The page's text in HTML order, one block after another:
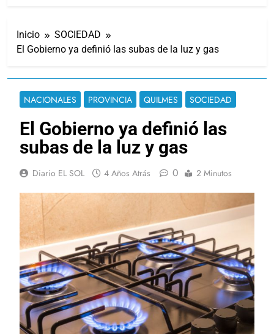
Inicio
SOCIEDAD
El Gobierno ya definió las subas de la luz y gas
NACIONALES PROVINCIA QUILMES SOCIEDAD
El Gobierno ya definió las
subas de la luz y gas
Diario EL SOL 4 Años Atrás 0 2 Minutos